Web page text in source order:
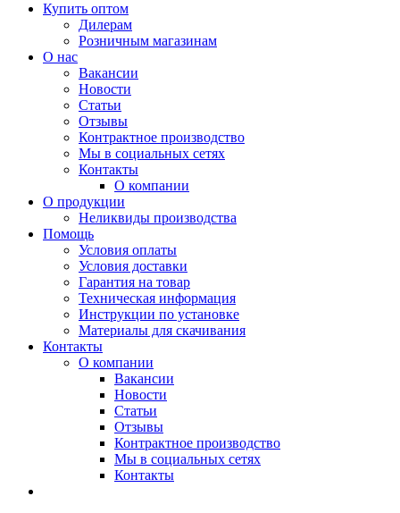
Купить оптом
Дилерам
Розничным магазинам
О нас
Вакансии
Новости
Статьи
Отзывы
Контрактное производство
Мы в социальных сетях
Контакты
О компании
О продукции
Неликвиды производства
Помощь
Условия оплаты
Условия доставки
Гарантия на товар
Техническая информация
Инструкции по установке
Материалы для скачивания
Контакты
О компании
Вакансии
Новости
Статьи
Отзывы
Контрактное производство
Мы в социальных сетях
Контакты